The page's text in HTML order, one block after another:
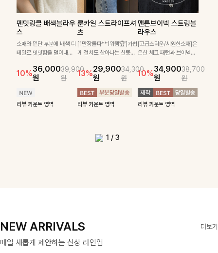
펜밋링클 배색블라우
스
소매와 밑단 부분에 배색 디
테일로 밋밋함을 덜어내고
클 소재로 구김 걱정없이 즐
길 수 있는 블라우스랍니
10%36,000
원
39,900
원
리뷰 카운트 영역
룬카일 스트라이프셔
츠
[1만장돌파**1위템🏆]가볍
게 걸쳐도 살아나는 산뜻한
튼 셔츠❤️ 여유 있는 핏과
스트라이프 패턴, 자연스러
운 실루엣으로 데일리 코디
에 부담 없이 매치된답니
다:)
13%29,900
원
34,300
원
리뷰 카운트 영역
맨튼브이넥 스트링블
라우스
[고급스러운/시원한소재]은
은한 체크 패턴과 브이넥으
로 고급스러운 디테일을 넣
었으며 밑단스트링으로 핏
을 더욱 깔끔하게 잡아주는
블라우스예요 :)
10%34,900
원
38,700
원
리뷰 카운트 영역
칠스트라이프 카
라7부니트
[골드버튼/클래식무
드🤍]스트라이프 패
턴으로 데일리룩에 포
인트를 더해줄 아이템
으로 깔끔한 이미지로
만들어 주는 7부 니
트입니다 ~
10% 31,90035,400
폴딘울 골지유넥
니트
[여리핏/가벼운착용
감]은은하게 더해진
울 함유 소재로 포근
하면서도 가볍게 착용
로 골지 짜임 디테일
이 슬림한 실루엣을
연출해주며, 부드러운
신축성까지 더해져 데
일리로 즐기기 좋답니
26,900 원
론클디 브이넥니
트
부드럽게 몸을 감싸는
니트 짜임으로 편안한
착용감을 더해드리며
여유 있게 떨어지는
여리여리한 실루엣을
완성해드려요 ✨ 단독
은 물론 다양한 아우
터와도 자연스럽게 매
치되는 데일리 니트랍
10%24,300
헨틴링클 날개티셔츠
+치마바지SET
[텐션감↑/구김↓]가볍게 입
기만 해도 코디가 완성되는
퍼지는 프릴 날개 소매가 우
아한 포인트를 더해드립니다
💕 잔잔한 링클 텍스처 소재
종일 산뜻하고 쾌적하게 즐겨
12%29,90033,900
리뷰 카운트 영역
특스트라이프 링클원
피스+스트링자켓SET
가볍고 시원한 링클 원피스와
스트링 자켓이 세트로 구성되
은 스타일링을 연출해주는 아
이템 🤍 따로 또 같이 활용하
기 좋아 실용적이며, 스트링
디테일로 다양한 핏을 연출할
수 있어 데일리부터 여행룩까
12%69,900
원
79,400
원
리뷰 카운트 영역
테킷미 레터링티셔츠
+반바지SET
[데일리부터 여행룩까지]감
각적인 레터링 티셔츠와 플레
세트 아이템으로, 편안하면서
도 캐주얼한 꾸안꾸룩을 완성
해드립니다 ✨🩵
18%29,900
원
36,400
원
리뷰 카운트 영역
1 / 3
NEW ARRIVALS 더보기
매일 새롭게 제안하는 신상 라인업